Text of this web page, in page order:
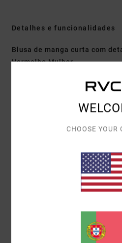
Detalhes e funcionalidades
Blusa de manga curta com
Vermelho Mulher
Código
viés
logotipo impresso
CHOOSE YOUR